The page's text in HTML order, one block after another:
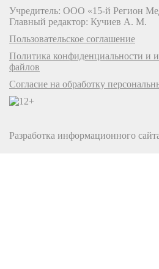
Учредитель: ООО «15-й Регион
Главный редактор: Кучиев А. М.
Пользовательское соглашение
Политика конфиденциальности и
файлов
Согласие на обработку
Разработка информационного